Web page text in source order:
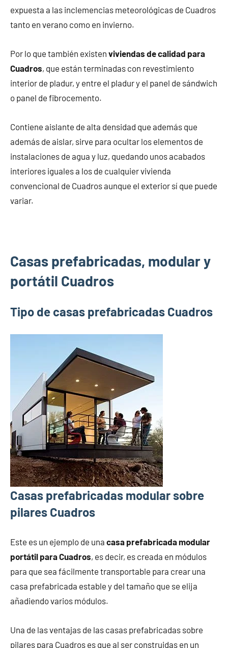
expuesta a las inclemencias meteorológicas de Cuadros
tanto en verano como en invierno.
Por lo que también existen viviendas de calidad para
Cuadros, que están terminadas con revestimiento
interior de pladur, y entre el pladur y el panel de sándwich
o panel de fibrocemento.
Contiene aislante de alta densidad que además que
además de aislar, sirve para ocultar los elementos de
instalaciones de agua y luz, quedando unos acabados
interiores iguales a los de cualquier vivienda
convencional de Cuadros aunque el exterior sí que puede
variar.
Casas prefabricadas, modular y
portátil Cuadros
Tipo de casas prefabricadas Cuadros
Casas prefabricadas modular sobre
pilares Cuadros
Este es un ejemplo de una casa prefabricada modular
portátil para Cuadros, es decir, es creada en módulos
para que sea fácilmente transportable para crear una
casa prefabricada estable y del tamaño que se elija
añadiendo varios módulos.
Una de las ventajas de las casas prefabricadas sobre
pilares para Cuadros es que al ser construidas en un